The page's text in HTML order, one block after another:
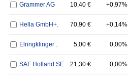
Grammer AG 10,40 € +0,97%
Hella GmbH+. 70,90 € +0,14%
Elringklinger . 5,00 € 0,00%
SAF Holland SE 21,30 € 0,00%